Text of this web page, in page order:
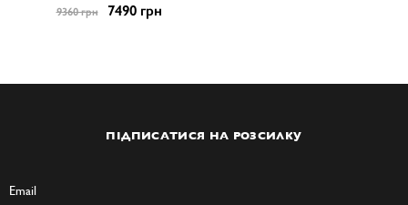
9360 грн 7490 грн
ПІДПИСАТИСЯ НА РОЗСИЛКУ